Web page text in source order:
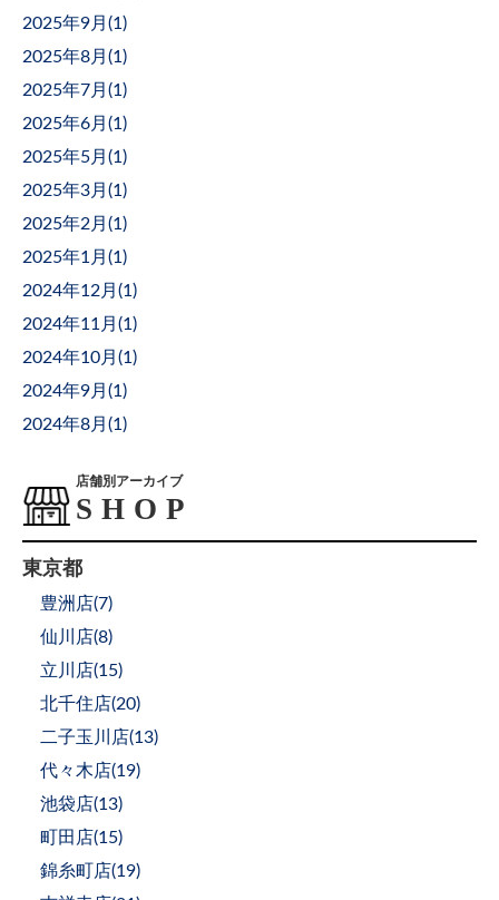
2025年9月(1 )
2025年8月(1 )
2025年7月(1 )
2025年6月(1 )
2025年5月(1 )
2025年3月(1 )
2025年2月(1 )
2025年1月(1 )
2024年12月(1 )
2024年11月(1 )
2024年10月(1 )
2024年9月(1 )
2024年8月(1 )
店舗別アーカイブ
東京都
豊洲店(7)
仙川店(8)
立川店(15)
北千住店(20)
二子玉川店(13)
代々木店(19)
池袋店(13)
町田店(15)
錦糸町店(19)